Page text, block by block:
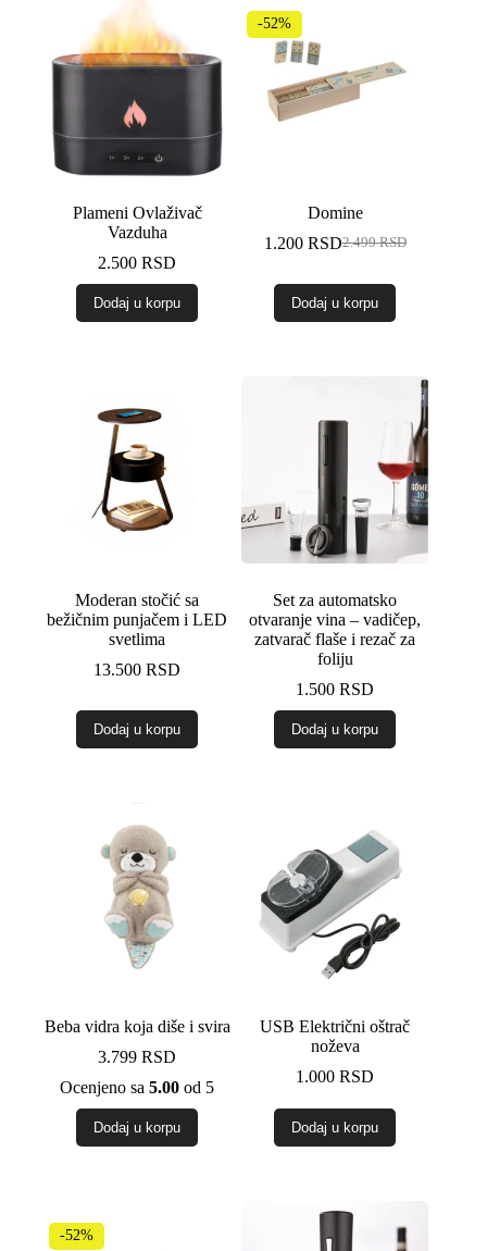
Plameni Ovlaživač
Vazduha
2.500RSD
Dodaj u korpu
-52%
Domine
2.499RSD
Originalna
je
bila:
1.200 RSDTrenutna
je:
1.200 RSD.
Dodaj u korpu
Moderan stočić sa
bežičnim punjačem i LED
svetlima
13.500RSD
Dodaj u korpu
Set za automatsko
otvaranje vina – vadičep,
zatvarač flaše i rezač za
foliju
1.500RSD
Dodaj u korpu
Beba vidra koja diše i svira
3.799RSD
Ocenjeno sa5.00 od 5
Dodaj u korpu
USB Električni oštrač
noževa
1.000RSD
Dodaj u korpu
-52%